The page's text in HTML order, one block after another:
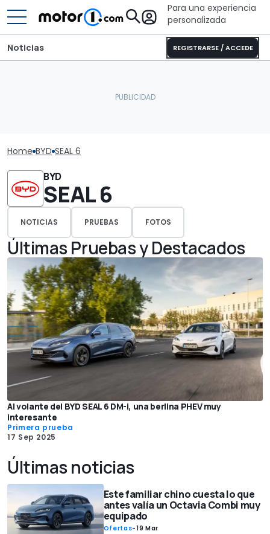
Para una experiencia
personalizada
REGISTRARSE / ACCEDE
Noticias
Home BYD SEAL 6
BYD
SEAL 6
NOTICIAS PRUEBAS FOTOS
Últimas Pruebas y Destacados
Al volante del BYD SEAL 6 DM-i, una berlina PHEV muy
interesante
Primera prueba
17 Sep 2025
Últimas noticias
Este familiar chino cuesta lo que
antes valía un Octavia Combi muy
equipado
Ofertas-19 Mar